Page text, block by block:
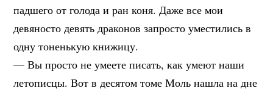
падшего от голода и ран коня. Даже все мои
девяносто девять драконов запросто уместились в
одну тоненькую книжицу.
— Вы просто не умеете писать, как умеют наши
летописцы. Вот в десятом томе Моль нашла на дне